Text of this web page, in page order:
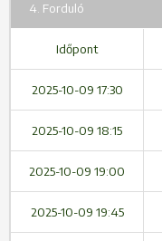
4. Forduló
Időpont
2025-10-09 17:30
2025-10-09 18:15
2025-10-09 19:00
2025-10-09 19:45